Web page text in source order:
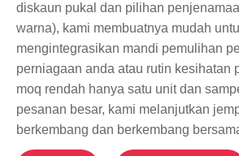
diskaun pukal dan pilihan
warna), kami membuatnya mudah
mengintegrasikan mandi pemulihan
perniagaan anda atau rutin kesihatan
moq rendah hanya satu unit dan
pesanan besar, kami melanjutkan
berkembang dan berkembang